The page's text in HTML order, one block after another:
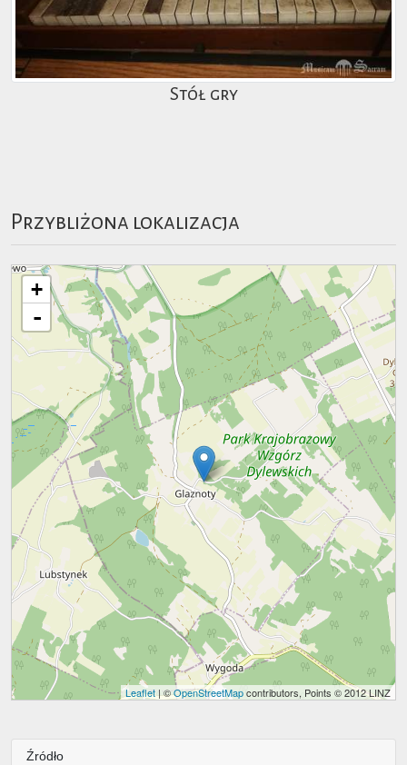
Stół gry
Przybliżona lokalizacja
+
-
Leaflet| ©OpenStreetMapcontributors, Points © 2012 LINZ
Źródło